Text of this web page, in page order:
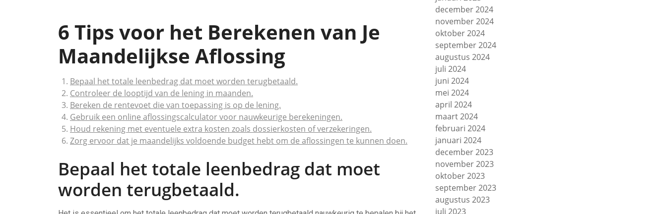
6 Tips voor het Berekenen van Je
Maandelijkse Aflossing
Bepaal het totale leenbedrag dat moet worden terugbetaald.
Controleer de looptijd van de lening in maanden.
Bereken de rentevoet die van toepassing is op de lening.
Gebruik een online aflossingscalculator voor nauwkeurige berekeningen.
Houd rekening met eventuele extra kosten zoals dossierkosten of verzekeringen.
Zorg ervoor dat je maandelijks voldoende budget hebt om de aflossingen te kunnen doen.
Bepaal het totale leenbedrag dat moet
worden terugbetaald.
december 2024
november 2024
oktober 2024
september 2024
augustus 2024
juli 2024
juni 2024
mei 2024
april 2024
maart 2024
februari 2024
januari 2024
december 2023
november 2023
oktober 2023
september 2023
augustus 2023
juli 2023